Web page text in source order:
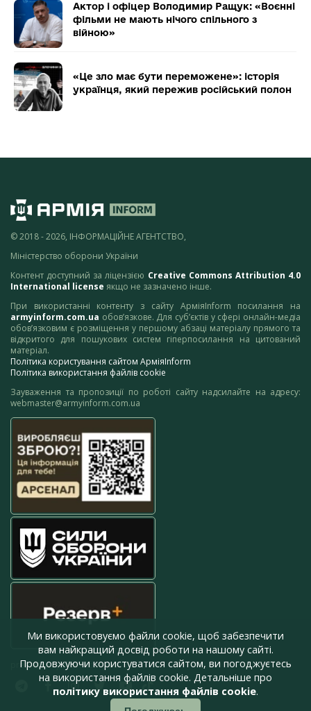
Актор і офіцер Володимир Ращук: «Воєнні
фільми не мають нічого спільного з
війною»
«Це зло має бути переможене»: історія
українця, який пережив російський полон
© 2018 - 2026, ІНФОРМАЦІЙНЕ АГЕНТСТВО,
Міністерство оборони України
Контент доступний за ліцензією Creative Commons Attribution 4.0
International license якщо не зазначено інше.
При використанні контенту з сайту АрміяInform посилання на
armyinform.com.ua обов’язкове. Для суб’єктів у сфері онлайн-медіа
обов’язковим є розміщення у першому абзаці матеріалу прямого та
відкритого для пошукових систем гіперпосилання на цитований
матеріал.
Політика користування сайтом АрміяInform
Політика використання файлів cookie
Зауваження та пропозиції по роботі сайту надсилайте на адресу:
webmaster@armyinform.com.ua
press@armyinform.com.ua
Ми використовуємо файли cookie, щоб забезпечити
вам найкращий досвід роботи на нашому сайті.
Продовжуючи користуватися сайтом, ви погоджуєтесь
на використання файлів cookie. Детальніше про
політику використання файлів cookie.